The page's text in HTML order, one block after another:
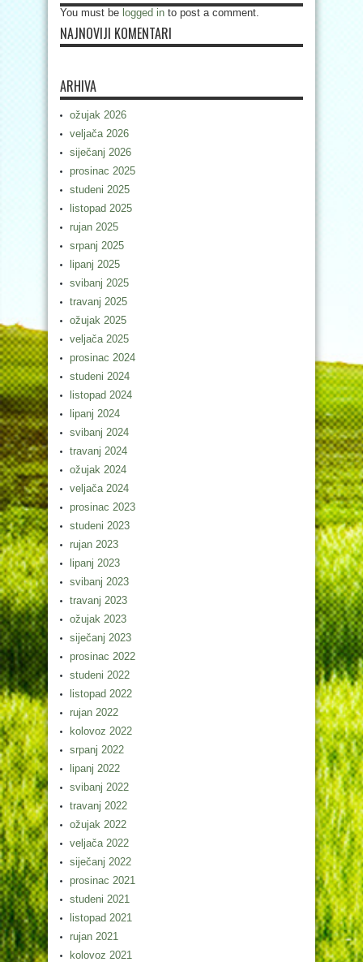
You must be logged in to post a comment.
NAJNOVIJI KOMENTARI
ARHIVA
ožujak 2026
veljača 2026
siječanj 2026
prosinac 2025
studeni 2025
listopad 2025
rujan 2025
srpanj 2025
lipanj 2025
svibanj 2025
travanj 2025
ožujak 2025
veljača 2025
prosinac 2024
studeni 2024
listopad 2024
lipanj 2024
svibanj 2024
travanj 2024
ožujak 2024
veljača 2024
prosinac 2023
studeni 2023
rujan 2023
lipanj 2023
svibanj 2023
travanj 2023
ožujak 2023
siječanj 2023
prosinac 2022
studeni 2022
listopad 2022
rujan 2022
kolovoz 2022
srpanj 2022
lipanj 2022
svibanj 2022
travanj 2022
ožujak 2022
veljača 2022
siječanj 2022
prosinac 2021
studeni 2021
listopad 2021
rujan 2021
kolovoz 2021